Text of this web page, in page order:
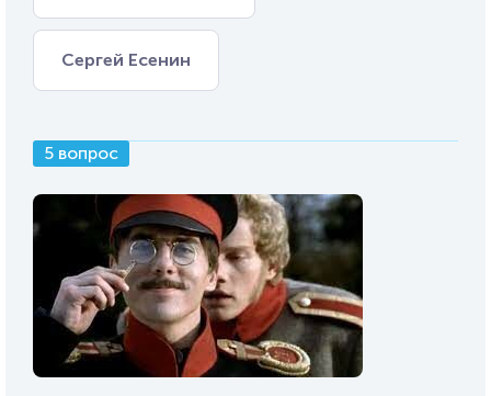
Сергей Есенин
5 вопрос